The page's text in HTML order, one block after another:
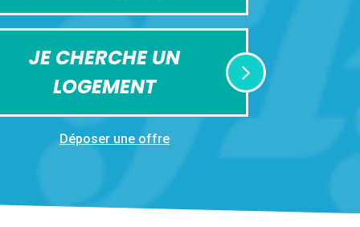
JE CHERCHE UN
LOGEMENT
Déposer une offre